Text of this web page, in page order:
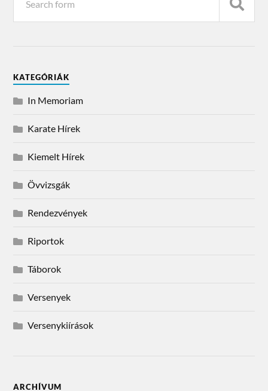
KATEGÓRIÁK
In Memoriam
Karate Hírek
Kiemelt Hírek
Övvizsgák
Rendezvények
Riportok
Táborok
Versenyek
Versenykiírások
ARCHÍVUM